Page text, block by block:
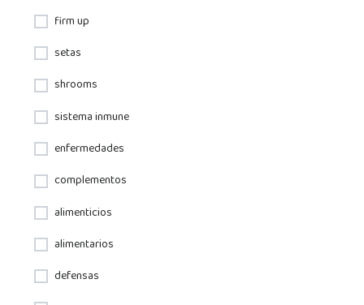
firm up
setas
shrooms
sistema inmune
enfermedades
complementos
alimenticios
alimentarios
defensas